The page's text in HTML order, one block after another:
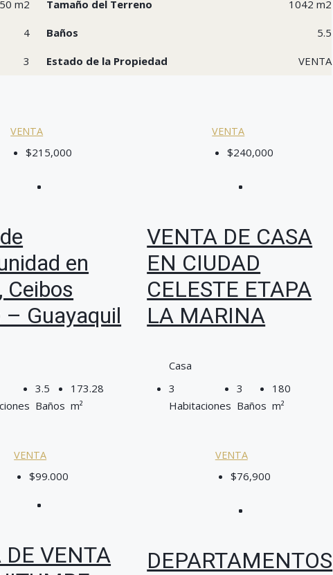
m2 Tamaño del Terreno 1042 m2
4 Baños 5.5
3 Estado de la Propiedad VENTA
VENTA
$215,000
en
Ceibos
Guayaquil
3.5
Baños
173.28
m²
VENTA
$240,000
VENTA DE CASA
EN CIUDAD
CELESTE ETAPA
LA MARINA
Casa
3
Habitaciones
3
Baños
180
m²
VENTA
$99.000
DE VENTA
VENTA
$76,900
DEPARTAMENTOS